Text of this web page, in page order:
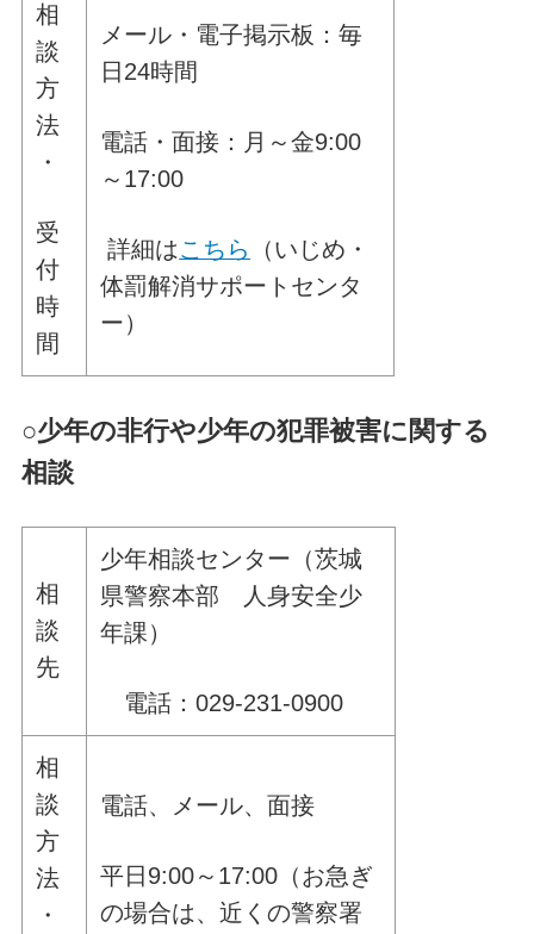
相
談
方
法
・
受
付
時
間
メール・電子掲示板：毎
日24時間
電話・面接：月～金9:00
～17:00
詳細はこちら
（いじめ・
体罰解消サポートセンタ
ー）
○少年の非行や少年の犯罪被害に関する
相談
相
談
先
少年相談センター（茨城
県警察本部 人身安全少
年課）
電話：029-231-0900
相
談
方
法
・
電話、メール、面接
平日9:00～17:00（お急ぎ
の場合は、近くの警察署